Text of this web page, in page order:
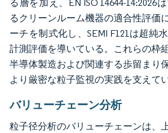
る層を加え、EN ISO 14644-14:2026
るクリーンルーム機器の適合性評価
ーチを制式化し、SEMI F121は超純
計測評価を導いている。これらの枠
半導体製造および関連する歩留まり
より厳密な粒子監視の実践を支えてい
バリューチェーン分析
粒子径分析のバリューチェーンは、